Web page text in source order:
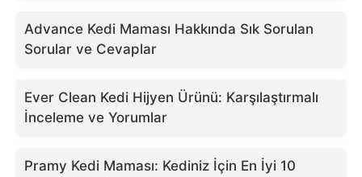
Advance Kedi Maması Hakkında Sık Sorulan
Sorular ve Cevaplar
Ever Clean Kedi Hijyen Ürünü: Karşılaştırmalı
İnceleme ve Yorumlar
Pramy Kedi Maması: Kediniz İçin En İyi 10